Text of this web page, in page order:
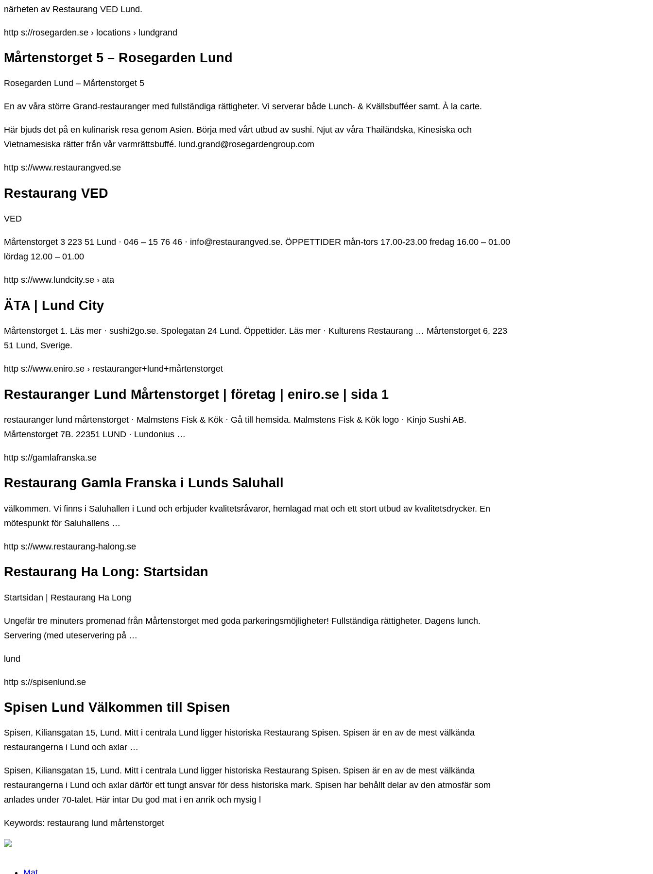
närheten av Restaurang VED Lund.
http s://rosegarden.se › locations › lundgrand
Mårtenstorget 5 – Rosegarden Lund
Rosegarden Lund – Mårtenstorget 5
En av våra större Grand-restauranger med fullständiga rättigheter. Vi serverar både Lunch- & Kvällsbufféer samt. À la carte.
Här bjuds det på en kulinarisk resa genom Asien. Börja med vårt utbud av sushi. Njut av våra Thailändska, Kinesiska och
Vietnamesiska rätter från vår varmrättsbuffé. lund.grand@rosegardengroup.com
http s://www.restaurangved.se
Restaurang VED
VED
Mårtenstorget 3 223 51 Lund · 046 – 15 76 46 · info@restaurangved.se. ÖPPETTIDER mån-tors 17.00-23.00 fredag 16.00 – 01.00
lördag 12.00 – 01.00
http s://www.lundcity.se › ata
ÄTA | Lund City
Mårtenstorget 1. Läs mer · sushi2go.se. Spolegatan 24 Lund. Öppettider. Läs mer · Kulturens Restaurang … Mårtenstorget 6, 223
51 Lund, Sverige.
http s://www.eniro.se › restauranger+lund+mårtenstorget
Restauranger Lund Mårtenstorget | företag | eniro.se | sida 1
restauranger lund mårtenstorget · Malmstens Fisk & Kök · Gå till hemsida. Malmstens Fisk & Kök logo · Kinjo Sushi AB.
Mårtenstorget 7B. 22351 LUND · Lundonius …
http s://gamlafranska.se
Restaurang Gamla Franska i Lunds Saluhall
välkommen. Vi finns i Saluhallen i Lund och erbjuder kvalitetsråvaror, hemlagad mat och ett stort utbud av kvalitetsdrycker. En
mötespunkt för Saluhallens …
http s://www.restaurang-halong.se
Restaurang Ha Long: Startsidan
Startsidan | Restaurang Ha Long
Ungefär tre minuters promenad från Mårtenstorget med goda parkeringsmöjligheter! Fullständiga rättigheter. Dagens lunch.
Servering (med uteservering på …
lund
http s://spisenlund.se
Spisen Lund Välkommen till Spisen
Spisen, Kiliansgatan 15, Lund. Mitt i centrala Lund ligger historiska Restaurang Spisen. Spisen är en av de mest välkända
restaurangerna i Lund och axlar …
Spisen, Kiliansgatan 15, Lund. Mitt i centrala Lund ligger historiska Restaurang Spisen. Spisen är en av de mest välkända
restaurangerna i Lund och axlar därför ett tungt ansvar för dess historiska mark. Spisen har behållt delar av den atmosfär som
anlades under 70-talet. Här intar Du god mat i en anrik och mysig l
Keywords: restaurang lund mårtenstorget